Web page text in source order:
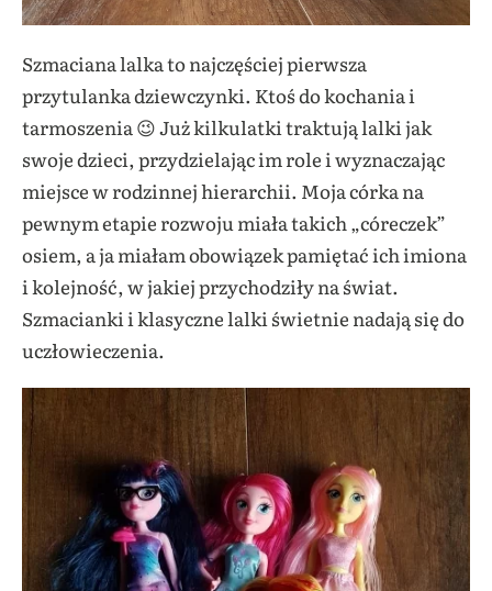
Szmaciana lalka to najczęściej pierwsza
przytulanka dziewczynki. Ktoś do kochania i
tarmoszenia 😉 Już kilkulatki traktują lalki jak
swoje dzieci, przydzielając im role i wyznaczając
miejsce w rodzinnej hierarchii. Moja córka na
pewnym etapie rozwoju miała takich „córeczek”
osiem, a ja miałam obowiązek pamiętać ich imiona
i kolejność, w jakiej przychodziły na świat.
Szmacianki i klasyczne lalki świetnie nadają się do
uczłowieczenia.